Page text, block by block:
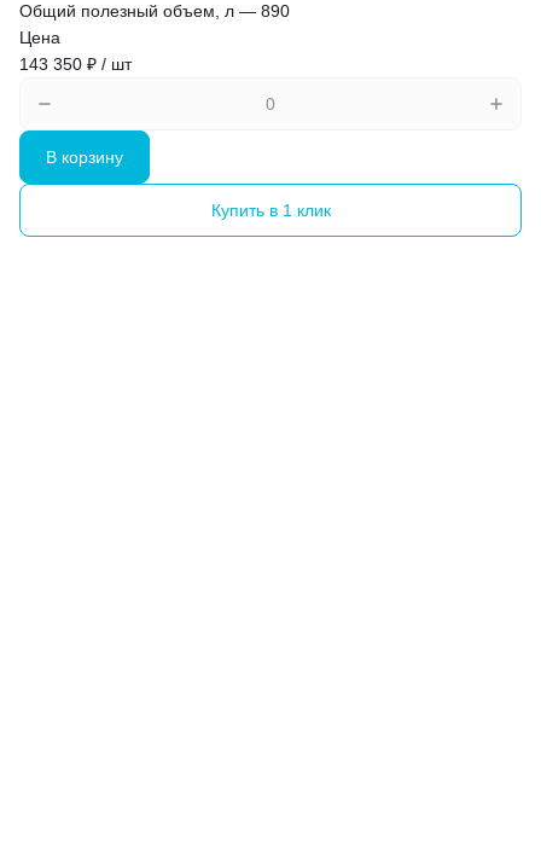
Общий полезный объем, л — 890
Цена
143 350 ₽ / шт
В корзину
Купить в 1 клик